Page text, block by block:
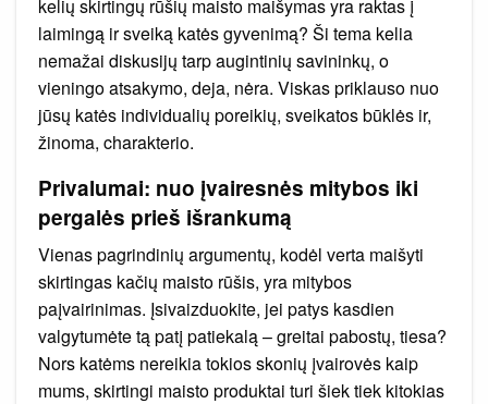
kelių skirtingų rūšių maisto maišymas yra raktas į
laimingą ir sveiką katės gyvenimą? Ši tema kelia
nemažai diskusijų tarp augintinių savininkų, o
vieningo atsakymo, deja, nėra. Viskas priklauso nuo
jūsų katės individualių poreikių, sveikatos būklės ir,
žinoma, charakterio.
Privalumai: nuo įvairesnės mitybos iki
pergalės prieš išrankumą
Vienas pagrindinių argumentų, kodėl verta maišyti
skirtingas kačių maisto rūšis, yra mitybos
paįvairinimas. Įsivaizduokite, jei patys kasdien
valgytumėte tą patį patiekalą – greitai pabostų, tiesa?
Nors katėms nereikia tokios skonių įvairovės kaip
mums, skirtingi maisto produktai turi šiek tiek kitokias